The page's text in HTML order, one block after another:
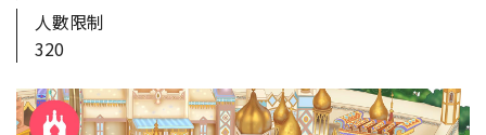
人數限制
320